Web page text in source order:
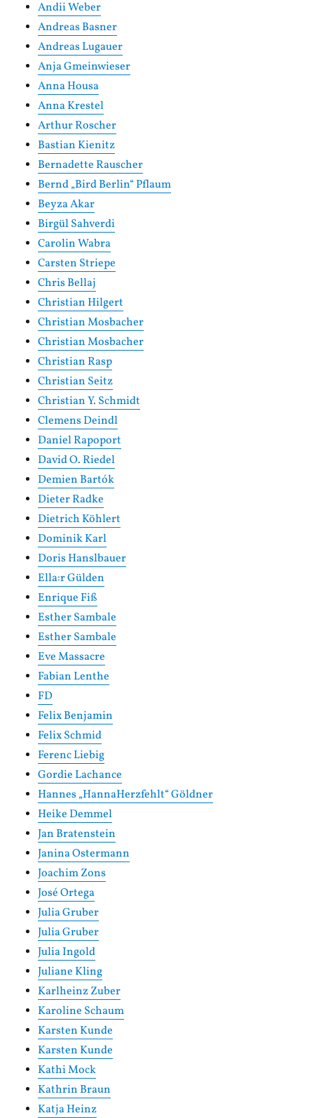
Andii Weber
Andreas Basner
Andreas Lugauer
Anja Gmeinwieser
Anna Housa
Anna Krestel
Arthur Roscher
Bastian Kienitz
Bernadette Rauscher
Bernd „Bird Berlin“ Pflaum
Beyza Akar
Birgül Sahverdi
Carolin Wabra
Carsten Striepe
Chris Bellaj
Christian Hilgert
Christian Mosbacher
Christian Mosbacher
Christian Rasp
Christian Seitz
Christian Y. Schmidt
Clemens Deindl
Daniel Rapoport
David O. Riedel
Demien Bartók
Dieter Radke
Dietrich Köhlert
Dominik Karl
Doris Hanslbauer
Ella:r Gülden
Enrique Fiß
Esther Sambale
Esther Sambale
Eve Massacre
Fabian Lenthe
FD
Felix Benjamin
Felix Schmid
Ferenc Liebig
Gordie Lachance
Hannes „HannaHerzfehlt“ Göldner
Heike Demmel
Jan Bratenstein
Janina Ostermann
Joachim Zons
José Ortega
Julia Gruber
Julia Gruber
Julia Ingold
Juliane Kling
Karlheinz Zuber
Karoline Schaum
Karsten Kunde
Karsten Kunde
Kathi Mock
Kathrin Braun
Katja Heinz